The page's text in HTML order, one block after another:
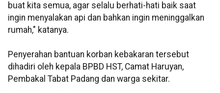
buat kita semua, agar selalu berhati-hati baik saat
ingin menyalakan api dan bahkan ingin meninggalkan
rumah," katanya.
Penyerahan bantuan korban kebakaran tersebut
dihadiri oleh kepala BPBD HST, Camat Haruyan,
Pembakal Tabat Padang dan warga sekitar.